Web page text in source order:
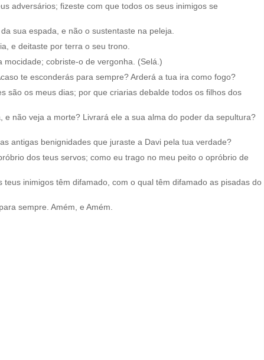
adversários; fizeste com que todos os seus inimigos se
sua espada, e não o sustentaste na peleja.
e deitaste por terra o seu trono.
mocidade; cobriste-o de vergonha. (Selá.)
te esconderás para sempre? Arderá a tua ira como fogo?
são os meus dias; por que criarias debalde todos os filhos dos
e não veja a morte? Livrará ele a sua alma do poder da sepultura?
antigas benignidades que juraste a Davi pela tua verdade?
dos teus servos; como eu trago no meu peito o opróbrio de
teus inimigos têm difamado, com o qual têm difamado as pisadas do
sempre. Amém, e Amém.